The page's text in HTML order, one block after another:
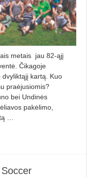
metais jau 82-ąjį
Čikagoje
kartą. Kuo
praėjusiomis?
bei Undinės
pakėlimo,
…